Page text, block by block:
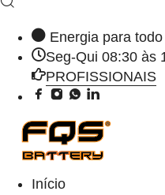
Energia para
Seg-Qui 08:30 às
PROFISSIONAIS
Início